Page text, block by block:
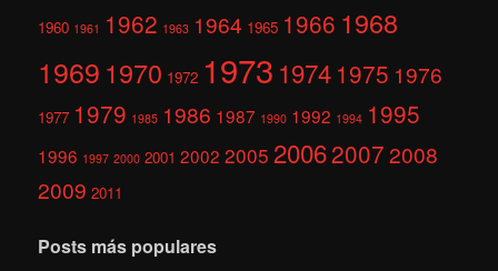
1960 1961 1962 1963 1964 1965 1966 1968
1969 1970 1972 1973 1974 1975 1976
1977 1979 1985 1986 1987 1990 1992 1994 1995
1996 1997 2000 2001 2002 2005 200620072008
2009 2011
Posts más populares